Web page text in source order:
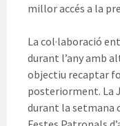
millor accés a la
La col·laboració
durant l’any amb
objectiu recaptar
posteriorment. La
durant la setmana